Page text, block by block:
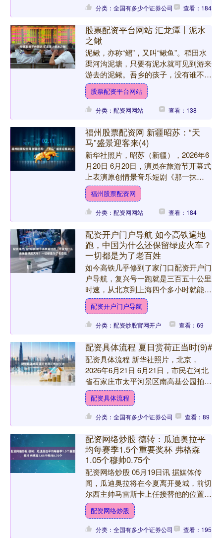
分类：全国有多少个证券公司 查看：184
股票配资平台网站 汇龙潭丨泥水
之鳅
泥鳅，亦称“鳛”，又叫“鳅鱼”。稻田水
渠河沟泥塘，只要有泥水就可见到游来
游去的泥鳅。吾乡的孩子，没有谁不认
识泥鳅的。儿时，到田间捉泥鳅，便是
件十分有趣的事。 每....
股票配资平台网站
分类：配资网网站 查看：138
福州股票配资网 新疆昭苏：“天
马”盛景迎客来(4)
新华社照片，昭苏（新疆），2026年6
月20日 6月20日，演员在旅游节开幕式
上表演原创情景音乐短剧《那一抹
红》。 盛夏六月，“中国天马之乡”新疆
昭苏县风光正好....
福州股票配资网
分类：配资网网站 查看：184
配资开户门户导航 如今高铁遍地
跑，中国为什么还保留绿皮火车？
一切都是为了老百姓
如今高铁几乎修到了家门口配资开户门
户导航，复兴号一跑就是三百五十公里
时速，从北京到上海四个多小时就能
到。 在这种背景下，那些看着不起
眼、跑得又慢的绿皮车，凭啥还....
配资开户门户导航
分类：配资炒股官网开户 查看：69
配资具体流程 夏日赏荷正当时(9)#
配资具体流程 新华社照片，北京，
2026年6月21日 6月21日，市民在河北
省石家庄市太平河景区南高基公园拍摄
荷花。 新华社发（陈其保摄）配资具
体流程....
配资具体流程
分类：全国有多少个证券公司 查看：89
配资网络炒股 德转：瓜迪奥拉平
均每赛季1.5个重要奖杯 弗格森
1.05个穆帅0.75个
配资网络炒股 05月19日讯 据媒体传
闻，瓜迪奥拉将在今夏离开曼城，前切
尔西主帅马雷斯卡上任接替他的位置。
德转官方统计了自1992/93赛季以来，
所有赢得至少5....
配资网络炒股
分类：全国有多少个证券公司 查看：195